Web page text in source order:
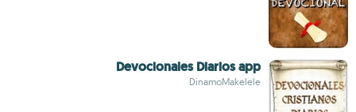
Devocionales Diarios app
DinamoMakelele